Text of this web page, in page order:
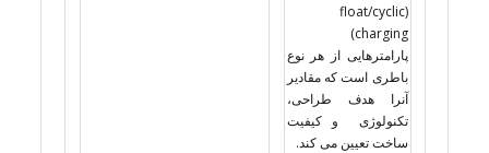
(float/cyclic
charging)
پارامترهایی از هر نوع
باطری است که مقادیر
آنرا هدف طراحی،
تکنولوژی و کیفیت
ساخت تعیین می کند.